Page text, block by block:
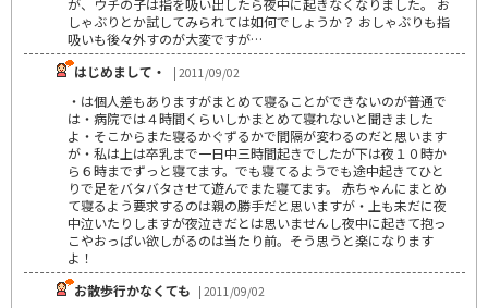
しゃぶりとか試してみられては如何でしょうか？ おしゃぶりも指
吸いも後々外すのが大変ですが…
はじめまして・
| 2011/09/02
・は個人差もありますがまとめて寝ることができないのが普通で
は・病院では４時間くらいしかまとめて寝れないと聞きました
よ・そこからまた寝るかぐずるかで間隔が変わるのだと思います
が・私は上は卒乳まで一日中三時間起きでしたが下は夜１０時か
ら６時までずっと寝てます。でも寝てるようでも途中起きてひと
りで足をバタバタさせて遊んでまた寝てます。 赤ちゃんにまとめ
て寝るよう要求するのは親の勝手だと思いますが・上も未だに夜
中泣いたりしますが夜泣きだとは思いませんし夜中に起きて抱っ
こやおっぱい欲しがるのは当たり前。そう思うと楽になります
よ！
お散歩行かなくても | 2011/09/02